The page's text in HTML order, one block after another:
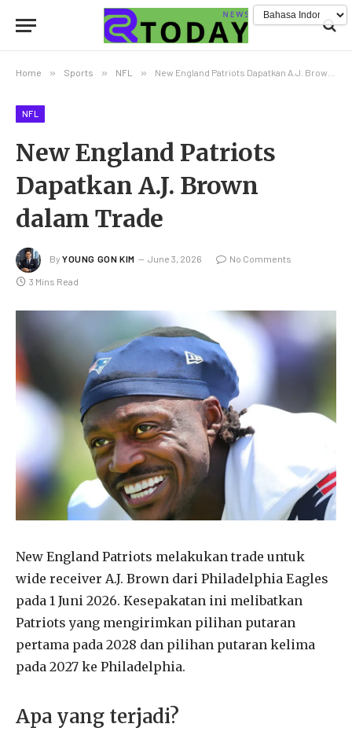
Home » Sports » NFL » New England Patriots Dapatkan A.J. Brown dalam Trade
NFL
New England Patriots
Dapatkan A.J. Brown
dalam Trade
By YOUNG GON KIM June 3, 2026 No Comments
3 Mins Read
New England Patriots melakukan trade untuk
wide receiver A.J. Brown dari Philadelphia Eagles
pada 1 Juni 2026. Kesepakatan ini melibatkan
Patriots yang mengirimkan pilihan putaran
pertama pada 2028 dan pilihan putaran kelima
pada 2027 ke Philadelphia.
Apa yang terjadi?